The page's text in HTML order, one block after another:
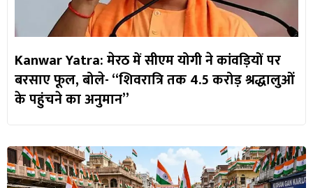
Kanwar Yatra: मेरठ में सीएम योगी ने कांवड़ियों पर
बरसाए फूल, बोले- “शिवरात्रि तक 4.5 करोड़ श्रद्धालुओं
के पहुंचने का अनुमान”